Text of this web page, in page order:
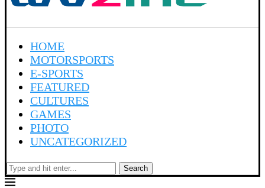
HOME
MOTORSPORTS
E-SPORTS
FEATURED
CULTURES
GAMES
PHOTO
UNCATEGORIZED
Search